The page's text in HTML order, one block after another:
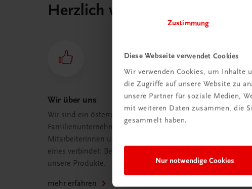
Zustimmung
Diese Webseite verwendet Cookies
Wir verwenden Cookies, um Inhalte
die Zugriffe auf unsere Website zu
unsere Partner für soziale Medien,
mit weiteren Daten zusammen, die
gesammelt haben.
Nur notwendige Cookies
Herzlich willkommen bei
Wir über uns
Wir sind ein österreichisches
Familienunternehmen mit 75
Mitarbeiterinnen und Mitarbeitern, die
eines verbindet: Begeisterung für
unsere Produkte.
mehr erfahren